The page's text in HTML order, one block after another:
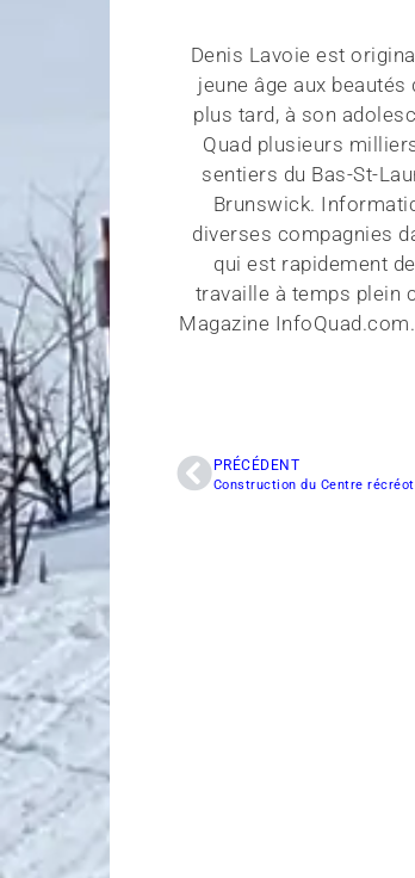
Denis Lavoie est
jeune âge aux
plus tard, à son
Quad plusieurs
sentiers du Bas-St-
Brunswick.
diverses compagnies
qui est rapidement
travaille à temps plein
Magazine
PRÉCÉDENT
Construction du Centre